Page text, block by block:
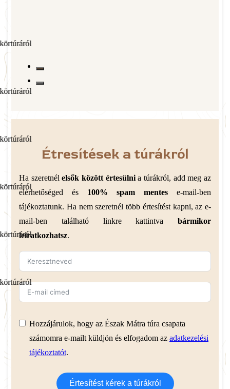
Étresítések a túrákról
Ha szeretnélelsők között értesülnia túrákról, add meg az
elérhetőséged és 100% spam mentes e-mail-ben
tájékoztatunk. Ha nem szeretnél több értesítést kapni, az e-
mail-ben található linkre kattintva bármikor
leiratkozhatsz.
Hozzájárulok, hogy az Észak Mátra túra csapata
számomra e-mailt küldjön és elfogadom az adatkezelési
tájékoztatót.
Értesítést kérek a túrákról